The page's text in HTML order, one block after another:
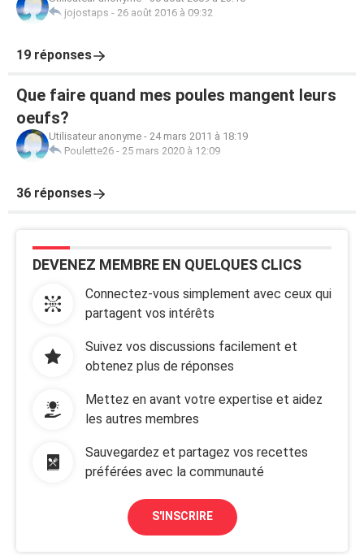
jojostaps - 26 août 2016 à 09:32
19 réponses
Que faire quand mes poules mangent leurs
oeufs?
Utilisateur anonyme - 24 mars 2011 à 18:19
Poulette26 - 25 mars 2020 à 12:09
36 réponses
DEVENEZ MEMBRE EN QUELQUES CLICS
Connectez-vous simplement avec ceux qui
partagent vos intérêts
Suivez vos discussions facilement et
obtenez plus de réponses
Mettez en avant votre expertise et aidez
les autres membres
Sauvegardez et partagez vos recettes
préférées avec la communauté
S'INSCRIRE